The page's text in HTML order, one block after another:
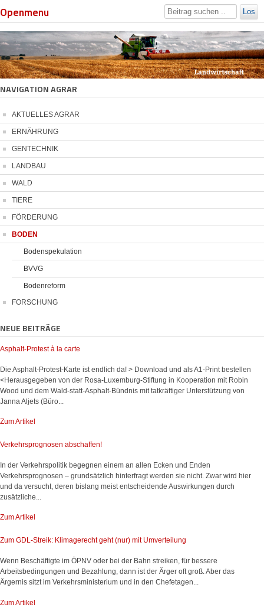
Openmenu Los
NAVIGATION AGRAR
AKTUELLES AGRAR
ERNÄHRUNG
GENTECHNIK
LANDBAU
WALD
TIERE
FÖRDERUNG
BODEN
Bodenspekulation
BVVG
Bodenreform
FORSCHUNG
NEUE BEITRÄGE
Asphalt-Protest à la carte
Die Asphalt-Protest-Karte ist endlich da! > Download und als A1-Print bestellen
<Herausgegeben von der Rosa-Luxemburg-Stiftung in Kooperation mit Robin
Wood und dem Wald-statt-Asphalt-Bündnis mit tatkräftiger Unterstützung von
Janna Aljets (Büro...
Zum Artikel
Verkehrsprognosen abschaffen!
In der Verkehrspolitik begegnen einem an allen Ecken und Enden
Verkehrsprognosen – grundsätzlich hinterfragt werden sie nicht. Zwar wird hier
und da versucht, deren bislang meist entscheidende Auswirkungen durch
zusätzliche...
Zum Artikel
Zum GDL-Streik: Klimagerecht geht (nur) mit Umverteilung
Wenn Beschäftigte im ÖPNV oder bei der Bahn streiken, für bessere
Arbeitsbedingungen und Bezahlung, dann ist der Ärger oft groß. Aber das
Ärgernis sitzt im Verkehrsministerium und in den Chefetagen...
Zum Artikel